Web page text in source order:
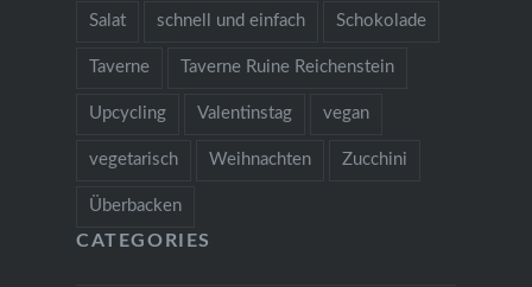
Salat schnell und einfach Schokolade
Taverne Taverne Ruine Reichenstein
Upcycling Valentinstag vegan
vegetarisch Weihnachten Zucchini
Überbacken
CATEGORIES